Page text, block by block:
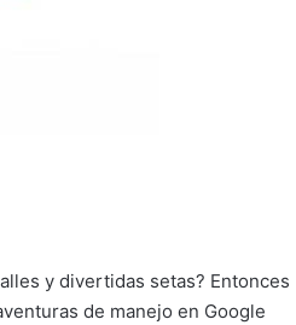
y divertidas setas? Entonces
de manejo en Google